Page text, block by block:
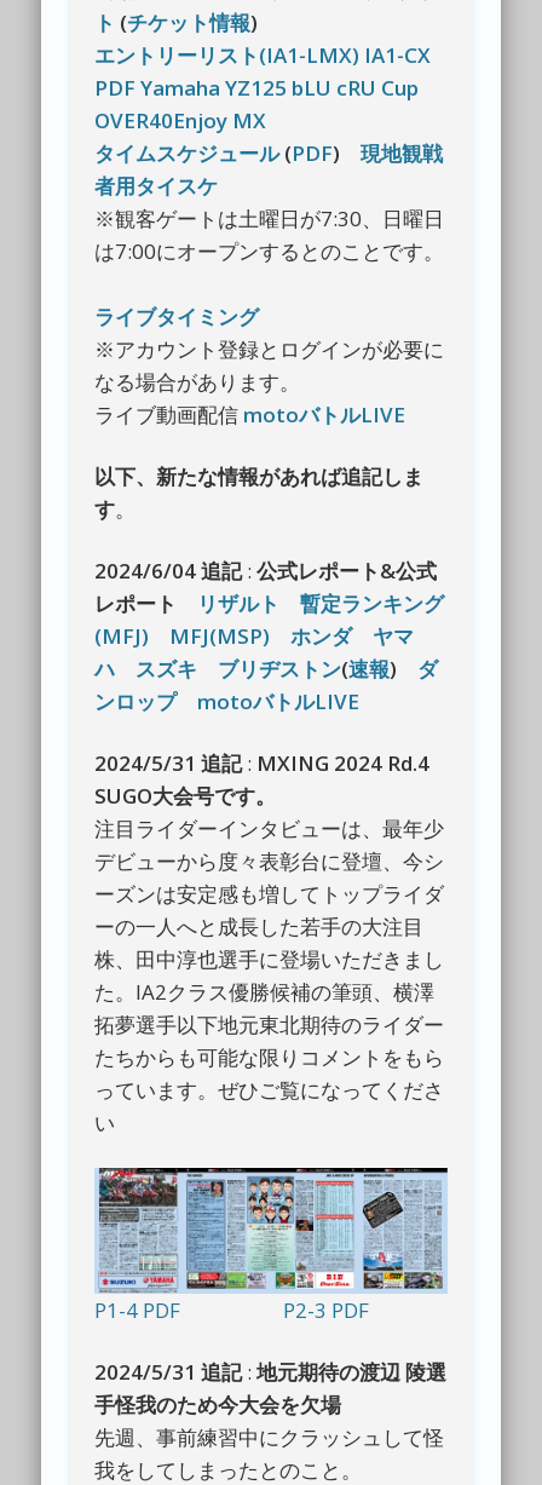
ト (チケット情報)
エントリーリスト(IA1-LMX) IA1-CX
PDF Yamaha YZ125 bLU cRU Cup
OVER40Enjoy MX
タイムスケジュール (PDF)
現地観戦
者用タイスケ
※観客ゲートは土曜日が7:30、日曜日
は7:00にオープンするとのことです。
ライブタイミング
※アカウント登録とログインが必要に
なる場合があります。
ライブ動画配信 motoバトルLIVE
以下、新たな情報があれば追記しま
す。
2024/6/04 追記:公式レポート&公式
レポート
リザルト
暫定ランキング
(MFJ)
MFJ(MSP) ホンダ
ヤマ
ハ
スズキ ブリヂストン(速報) ダ
ンロップ
motoバトルLIVE
2024/5/31 追記: MXING 2024 Rd.4
SUGO大会号です。
注目ライダーインタビューは、最年少
デビューから度々表彰台に登壇、今シ
ーズンは安定感も増してトップライダ
ーの一人へと成長した若手の大注目
株、田中淳也選手に登場いただきまし
た。IA2クラス優勝候補の筆頭、横澤
拓夢選手以下地元東北期待のライダー
たちからも可能な限りコメントをもら
っています。ぜひご覧になってくださ
い
P1-4 PDF P2-3 PDF
2024/5/31 追記:地元期待の渡辺 陵選
手怪我のため今大会を欠場
先週、事前練習中にクラッシュして怪
我をしてしまったとのこと。